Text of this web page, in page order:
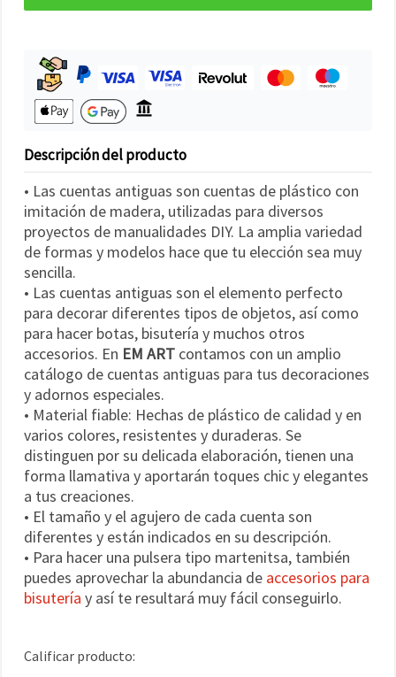
Descripción del producto
• Las cuentas antiguas son cuentas de plástico con
imitación de madera, utilizadas para diversos
proyectos de manualidades DIY. La amplia variedad
de formas y modelos hace que tu elección sea muy
sencilla.
• Las cuentas antiguas son el elemento perfecto
para decorar diferentes tipos de objetos, así como
para hacer botas, bisutería y muchos otros
accesorios. En EM ART contamos con un amplio
catálogo de cuentas antiguas para tus decoraciones
y adornos especiales.
• Material fiable: Hechas de plástico de calidad y en
varios colores, resistentes y duraderas. Se
distinguen por su delicada elaboración, tienen una
forma llamativa y aportarán toques chic y elegantes
a tus creaciones.
• El tamaño y el agujero de cada cuenta son
diferentes y están indicados en su descripción.
• Para hacer una pulsera tipo martenitsa, también
puedes aprovechar la abundancia de accesorios para
bisutería y así te resultará muy fácil conseguirlo.
Calificar producto: